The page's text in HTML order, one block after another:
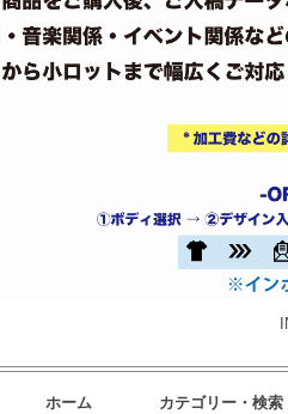
ホーム カテゴリー・検索